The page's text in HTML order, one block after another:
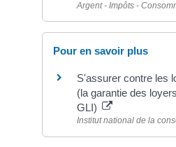
Argent - Impôts -
Pour en savoir plus
S'assurer contre les
(la garantie des
GLI)
Institut national de la